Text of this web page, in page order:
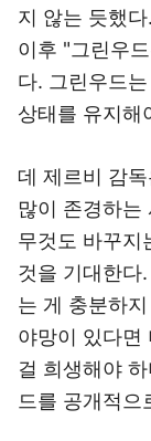
지 않는 듯했
이후 "그린우
다. 그린우드
상태를 유지해
데 제르비 감
많이 존경하는
무것도 바꾸지
것을 기대한다
는 게 충분하
야망이 있다면
걸 희생해야
드를 공개적으